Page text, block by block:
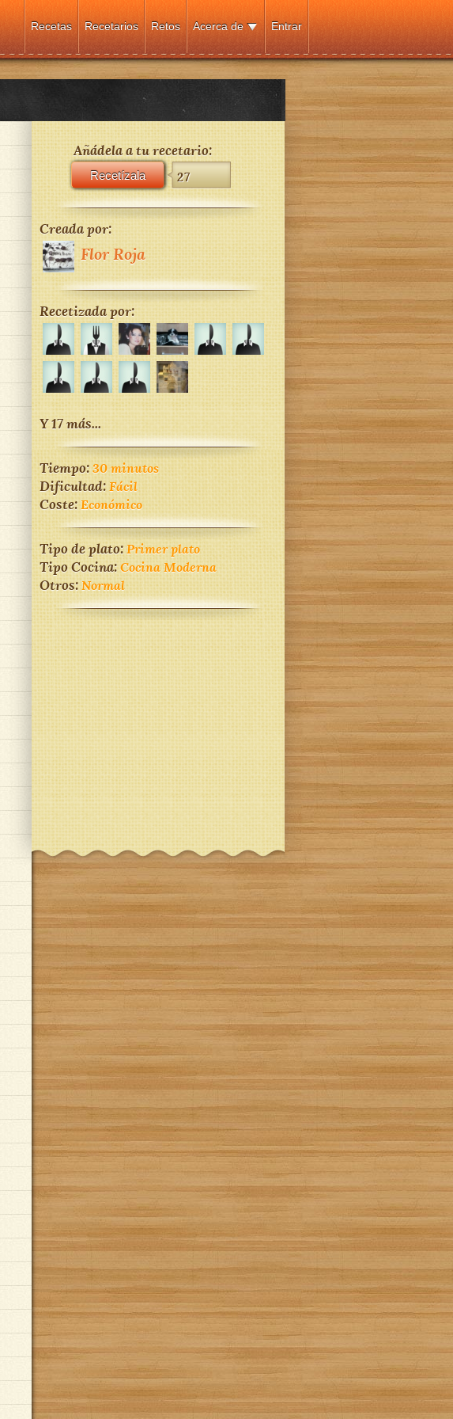
Entrar
Acerca de
Retos
Recetarios
Recetas
Añádela a tu recetario:
Recetízala 27
Creada por:
Flor Roja
Recetizada por:
Y 17 más...
Tiempo:30 minutos
Dificultad:Fácil
Coste:Económico
Tipo de plato:Primer plato
Tipo Cocina:Cocina Moderna
Otros:Normal